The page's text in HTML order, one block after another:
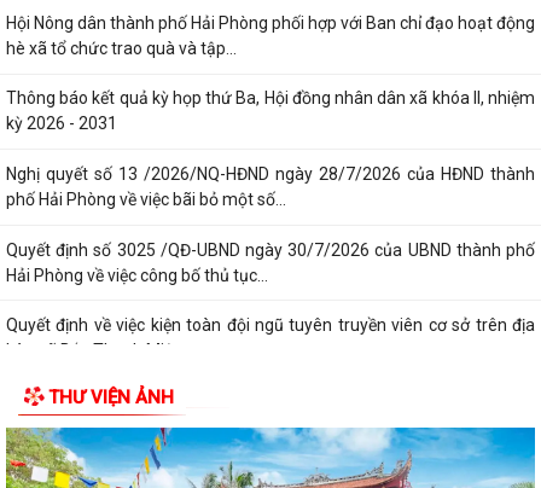
Hội Nông dân thành phố Hải Phòng phối hợp với Ban chỉ đạo hoạt động
hè xã tổ chức trao quà và tập...
Thông báo kết quả kỳ họp thứ Ba, Hội đồng nhân dân xã khóa II, nhiệm
kỳ 2026 - 2031
Nghị quyết số 13 /2026/NQ-HĐND ngày 28/7/2026 của HĐND thành
phố Hải Phòng về việc bãi bỏ một số...
Quyết định số 3025 /QĐ-UBND ngày 30/7/2026 của UBND thành phố
Hải Phòng về việc công bố thủ tục...
Quyết định về việc kiện toàn đội ngũ tuyên truyền viên cơ sở trên địa
bàn xã Bắc Thanh Miện
Kế hoạch triển khai thực hiện Quyết định số 61/2026/QĐ-UBND ngày
22/07/2026 của UBND thành phố Hải...
Quyết định số 2944/QĐ-UBND ngày 27/07/2026 của Ủy ban nhân dân
THƯ VIỆN ẢNH